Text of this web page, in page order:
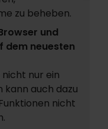
zu beheben.
und
dem neuesten
nur ein
kann auch dazu
nicht